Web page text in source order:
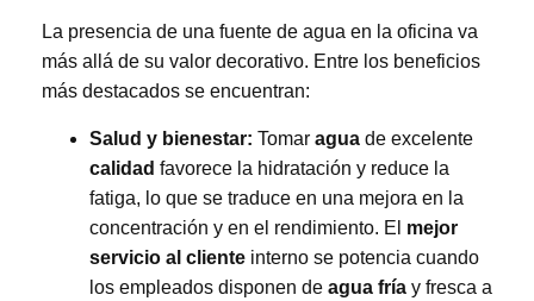
La presencia de una fuente de agua en la oficina va
más allá de su valor decorativo. Entre los beneficios
más destacados se encuentran:
Salud y bienestar: Tomar agua de excelente
calidad favorece la hidratación y reduce la
fatiga, lo que se traduce en una mejora en la
concentración y en el rendimiento. El mejor
servicio al cliente interno se potencia cuando
los empleados disponen de agua fría y fresca a